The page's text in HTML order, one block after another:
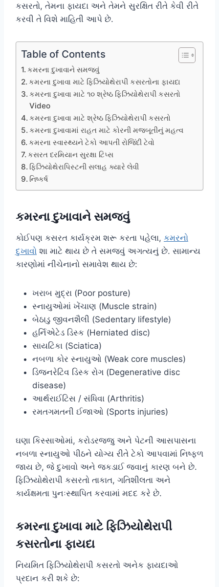
કસરતો, તેમના ફાયદા અને તેમને સુરક્ષિત રીતે કેવી રીતે
કરવી તે વિશે માહિતી આપે છે.
Table of Contents
કમરના દુખાવાને સમજવું
કમરના દુખાવા માટે ફિઝિયોથેરાપી કસરતોના ફાયદા
કમરના દુખાવા માટે ૧૦ શ્રેષ્ઠ ફિઝિયોથેરાપી કસરતો
Video
કમરના દુખાવા માટે શ્રેષ્ઠ ફિઝિયોથેરાપી કસરતો
કમરના દુખાવામાં રાહત માટે કોરની મજબૂતીનું મહત્વ
કમરના સ્વાસ્થ્યને ટેકો આપતી રોજિંદી ટેવો
કસરત દરમિયાન સુરક્ષા ટિપ્સ
ફિઝિયોથેરાપિસ્ટની સલાહ ક્યારે લેવી
નિષ્કર્ષ
કમરના દુખાવાને સમજવું
કોઈપણ કસરત કાર્યક્રમ શરૂ કરતા પહેલા, કમરનો
દુખાવો શા માટે થાય છે તે સમજવું અગત્યનું છે. સામાન્ય
કારણોમાં નીચેનાનો સમાવેશ થાય છે:
ખરાબ મુદ્રા (Poor posture)
સ્નાયુઓમાં ખેંચાણ (Muscle strain)
બેઠાડુ જીવનશૈલી (Sedentary lifestyle)
હર્નિએટેડ ડિસ્ક (Herniated disc)
સાયટિકા (Sciatica)
નબળા કોર સ્નાયુઓ (Weak core muscles)
ડિજનરેટિવ ડિસ્ક રોગ (Degenerative disc
disease)
આર્થરાઈટિસ / સંધિવા (Arthritis)
રમતગમતની ઈજાઓ (Sports injuries)
ઘણા કિસ્સાઓમાં, કરોડરજ્જુ અને પેટની આસપાસના
નબળા સ્નાયુઓ પીઠને યોગ્ય રીતે ટેકો આપવામાં નિષ્ફળ
જાય છે, જે દુખાવો અને જકડાઈ જવાનું કારણ બને છે.
ફિઝિયોથેરાપી કસરતો તાકાત, ગતિશીલતા અને
કાર્યક્ષમતા પુનઃસ્થાપિત કરવામાં મદદ કરે છે.
કમરના દુખાવા માટે ફિઝિયોથેરાપી
કસરતોના ફાયદા
નિયમિત ફિઝિયોથેરાપી કસરતો અનેક ફાયદાઓ
પ્રદાન કરી શકે છે: